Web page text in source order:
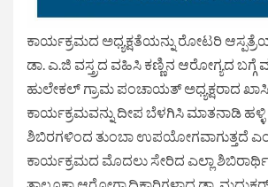
ಕಾರ್ಯಕ್ರಮದ ಅಧ್ಯಕ್ಷತೆಯನ್ನು ರೋಟರಿ ಆಸ್ಪತ್ರೆಯ
ಡಾ. ಎ.ಜಿ ವಸ್ತ್ರದ ವಹಿಸಿ ಕಣ್ಣಿನ ಆರೋಗ್ಯದ ಬಗ್ಗೆ
ಹುಲೇಕಲ್ ಗ್ರಾಮ ಪಂಚಾಯತ್ ಅಧ್ಯಕ್ಷರಾದ
ಕಾರ್ಯಕ್ರಮವನ್ನು ದೀಪ ಬೆಳಗಿಸಿ ಮಾತನಾಡಿ
ಶಿಬಿರಗಳಿಂದ ತುಂಬಾ ಉಪಯೋಗವಾಗುತ್ತದೆ
ಕಾರ್ಯಕ್ರಮದ ಮೊದಲು ಸೇರಿದ ಎಲ್ಲಾ